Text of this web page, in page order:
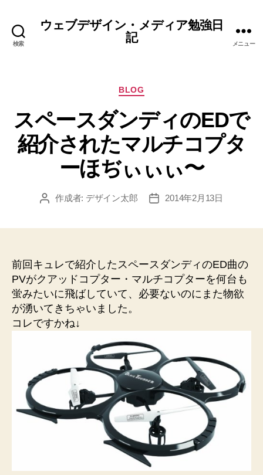
検索
ウェブデザイン・メディア勉強日
記
メニュー
カ
ゴ
リ
ー
BLOG
スペースダンディのEDで
紹介されたマルチコプタ
ーほぢぃぃぃ〜
投 作成者: デザイン太郎
投
2014年2月13日
前回キュレで紹介したスペースダンディのED曲の
PVがクアッドコプター・マルチコプターを何台も
蛍みたいに飛ばしていて、必要ないのにまた物欲
が湧いてきちゃいました。
コレですかね↓